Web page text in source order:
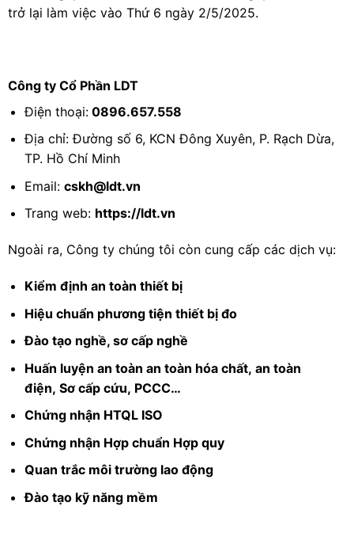
trở lại làm việc vào Thứ 6 ngày 2/5/2025.
Công ty Cổ Phần LDT
Điện thoại:0896.657.558
Địa chỉ: Đường số 6, KCN Đông Xuyên, P. Rạch Dừa,
TP. Hồ Chí Minh
Email: cskh@ldt.vn
Trang web: https://ldt.vn
Ngoài ra, Công ty chúng tôi còn cung cấp các dịch vụ:
Kiểm định an toàn thiết bị
Hiệu chuẩn phương tiện thiết bị đo
Đào tạo nghề, sơ cấp nghề
Huấn luyện an toàn an toàn hóa chất, an toàn
điện, Sơ cấp cứu, PCCC…
Chứng nhận HTQL ISO
Chứng nhận Hợp chuẩn Hợp quy
Quan trắc môi trường lao động
Đào tạo kỹ năng mềm